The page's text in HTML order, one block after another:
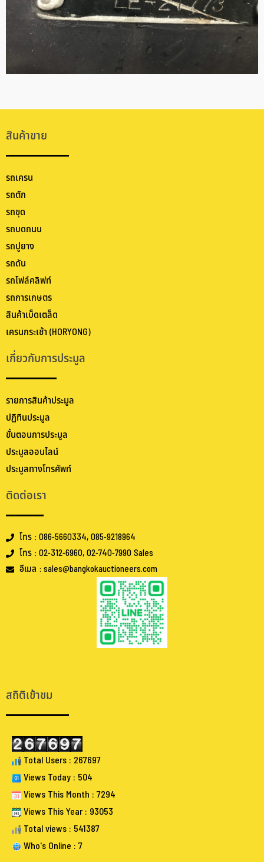
สินค้าขาย
รถเครน
รถตัก
รถขุด
รถบดถนน
รถปูยาง
รถดัน
รถโฟล์คลิฟท์
รถการเกษตร
สินค้าเบ็ดเตล็ด
เครนกระเช้า (HORYONG)
เกี่ยวกับการประมูล
รายการสินค้าประมูล
ปฏิทินประมูล
ขั้นตอนการประมูล
ประมูลออนไลน์
ประมูลทางโทรศัพท์
ติดต่อเรา
โทร : 086-5660334, 085-9218964
โทร : 02-312-6960, 02-740-7990 Sales
อีเมล : sales@bangkokauctioneers.com
สถิติเข้าชม
Total Users : 267697
Views Today : 504
Views This Month : 7294
Views This Year : 93053
Total views : 541387
Who's Online : 7